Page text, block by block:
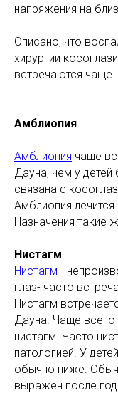
напряжения на
Описано, что
хирургии
встречаются чаще.
Амблиопия
Амблиопия чаще
Дауна, чем у
связана с
Амблиопия
Назначения такие
Нистагм
Нистагм -
глаз- часто
Нистагм
Дауна. Чаще всего
нистагм. Часто
патологией. У
обычно ниже.
выражен после